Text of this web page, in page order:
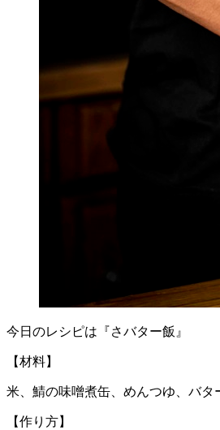
今日のレシピは『さバター飯』
【材料】
米、鯖の味噌煮缶、めんつゆ、バタ
【作り方】